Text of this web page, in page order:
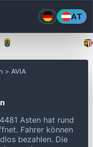
AT
AVIA
Asten hat rund
Fahrer können
bezahlen. Die